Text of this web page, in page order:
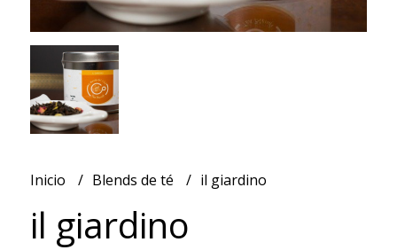
Inicio Blends de té il giardino
il giardino